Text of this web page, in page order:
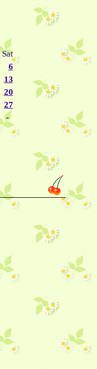
Sat
6
13
20
27
-